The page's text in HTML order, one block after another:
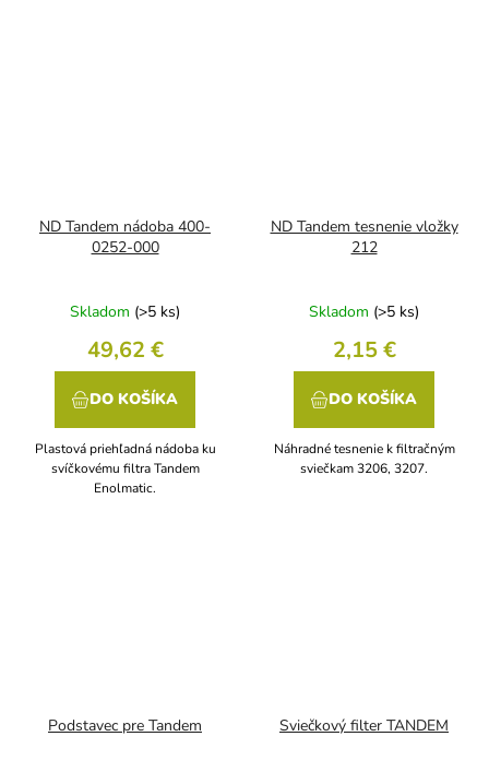
ND Tandem nádoba 400-
0252-000
Skladom (>5 ks)
49,62 €
DO KOŠÍKA
Plastová priehľadná nádoba ku
svíčkovému filtra Tandem
Enolmatic.
ND Tandem tesnenie vložky
212
Skladom (>5 ks)
2,15 €
DO KOŠÍKA
Náhradné tesnenie k filtračným
sviečkam 3206, 3207.
Podstavec pre Tandem Sviečkový filter TANDEM